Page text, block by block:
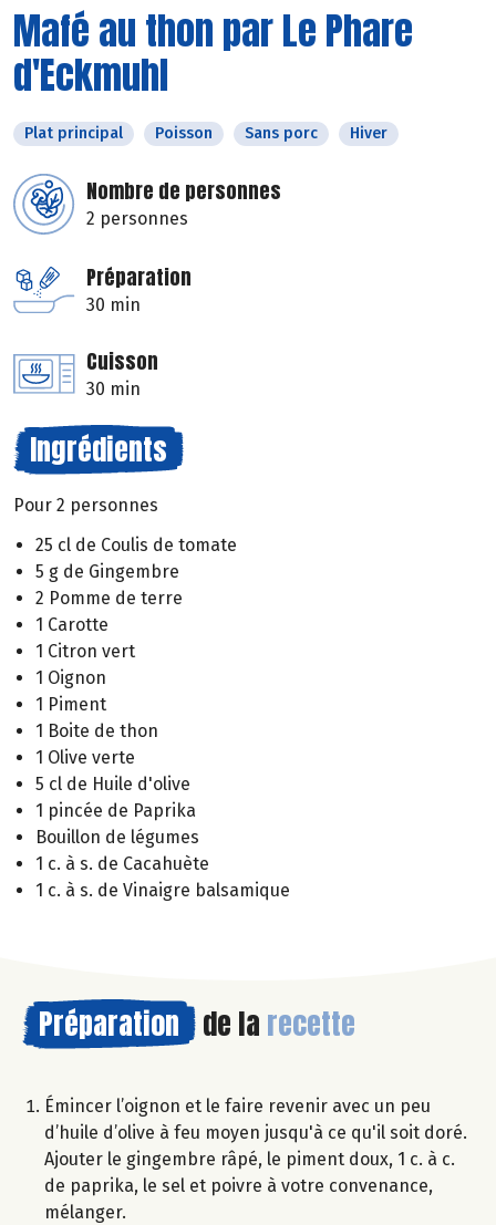
Mafé au thon par Le Phare
d'Eckmuhl
Plat principal Poisson Sans porc Hiver
Nombre de personnes
2 personnes
Préparation
30 min
Cuisson
30 min
Ingrédients
Pour 2 personnes
25 cl de Coulis de tomate
5 g de Gingembre
2 Pomme de terre
1 Carotte
1 Citron vert
1 Oignon
1 Piment
1 Boite de thon
1 Olive verte
5 cl de Huile d'olive
1 pincée de Paprika
Bouillon de légumes
1 c. à s. de Cacahuète
1 c. à s. de Vinaigre balsamique
Préparation de la recette
Émincer l’oignon et le faire revenir avec un peu
d’huile d’olive à feu moyen jusqu'à ce qu'il soit doré.
Ajouter le gingembre râpé, le piment doux, 1 c. à c.
de paprika, le sel et poivre à votre convenance,
mélanger.